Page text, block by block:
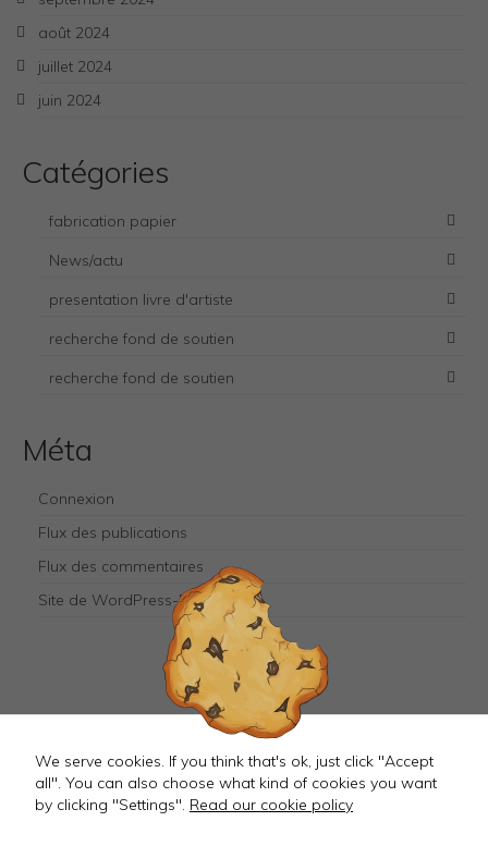
août 2024
juillet 2024
juin 2024
Catégories
fabrication papier
News/actu
presentation livre d'artiste
recherche fond de soutien
recherche fond de soutien
Méta
Connexion
Flux des publications
Flux des commentaires
Site de WordPress-FR
We serve cookies. If you think that's ok, just click "Accept
all". You can also choose what kind of cookies you want
by clicking "Settings". Read our cookie policy